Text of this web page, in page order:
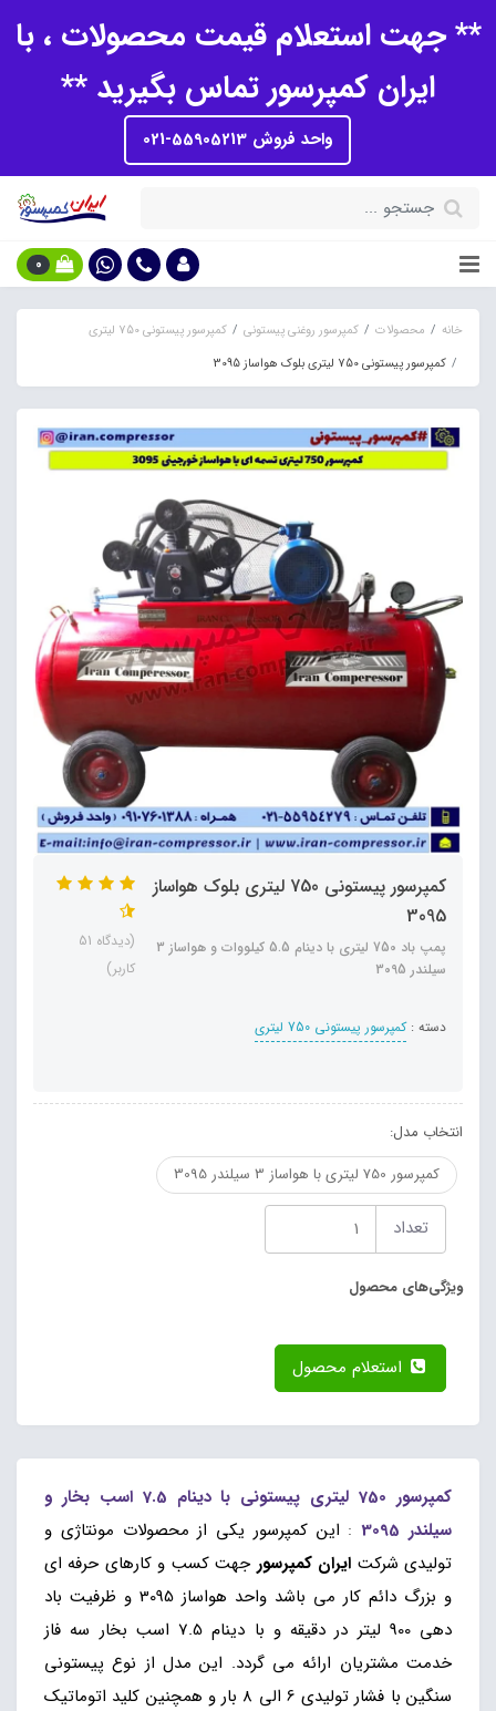
** جهت استعلام قیمت محصولات ، با
ایران کمپرسور تماس بگیرید **
واحد فروش 55905213-021
0
خانه محصولات کمپرسور روغنی پیستونی
کمپرسور پیستونی 750 لیتری
کمپرسور پیستونی 750 لیتری بلوک هواساز 3095
کمپرسور پیستونی 750 لیتری بلوک هواساز
3095
پمپ باد 750 لیتری با دینام 5.5 کیلووات و هواساز 3
سیلندر 3095
دسته :کمپرسور پیستونی 750 لیتری
(دیدگاه 51
کاربر)
انتخاب مدل:
کمپرسور 750 لیتری با هواساز 3 سیلندر 3095
تعداد
ویژگی‌های محصول
کمپرسور 750 لیتری پیستونی با دینام 7.5 اسب بخار و
سیلندر 3095
: این کمپرسور یکی از محصولات مونتاژی و
تولیدی شرکت ایران کمپرسور جهت کسب و کارهای حرفه ای
و بزرگ دائم کار می باشد واحد هواساز 3095 و ظرفیت باد
دهی 900 لیتر در دقیقه و با دینام 7.5 اسب بخار سه فاز
خدمت مشتریان ارائه می گردد. این مدل از نوع پیستونی
سنگین با فشار تولیدی 6 الی 8 بار و همچنین کلید اتوماتیک